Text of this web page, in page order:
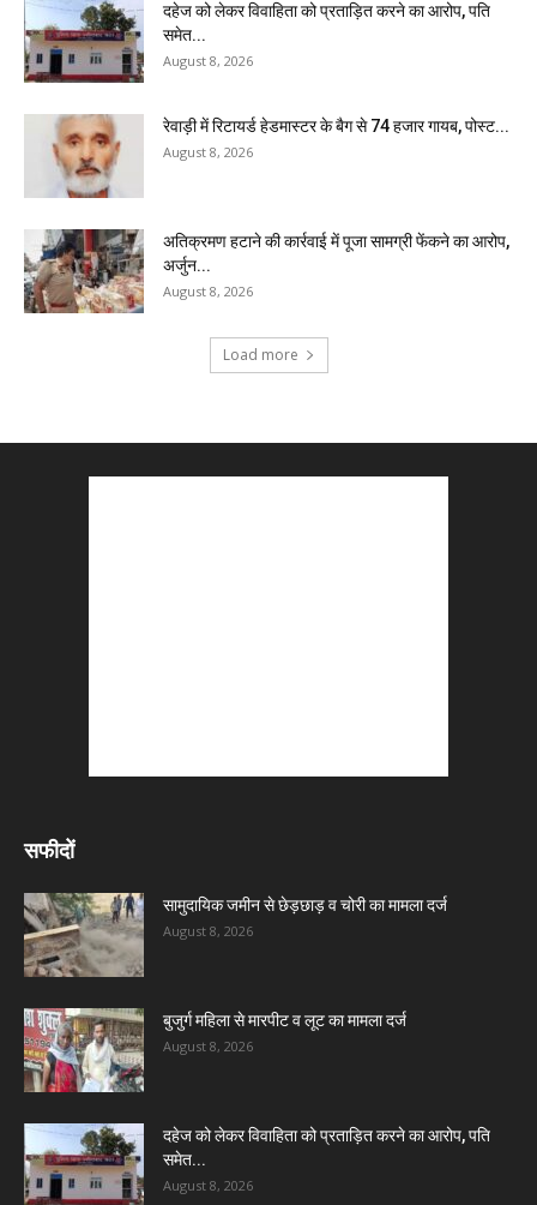
दहेज को लेकर विवाहिता को प्रताड़ित करने का आरोप, पति
समेत...
August 8, 2026
रेवाड़ी में रिटायर्ड हेडमास्टर के बैग से ₹74 हजार गायब, पोस्ट...
August 8, 2026
अतिक्रमण हटाने की कार्रवाई में पूजा सामग्री फेंकने का आरोप,
अर्जुन...
August 8, 2026
Load more
सफीदों
सामुदायिक जमीन से छेड़छाड़ व चोरी का मामला दर्ज
August 8, 2026
बुजुर्ग महिला से मारपीट व लूट का मामला दर्ज
August 8, 2026
दहेज को लेकर विवाहिता को प्रताड़ित करने का आरोप, पति
समेत...
August 8, 2026